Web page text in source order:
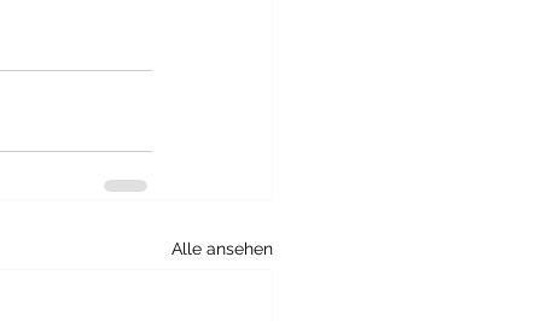
Alle ansehen